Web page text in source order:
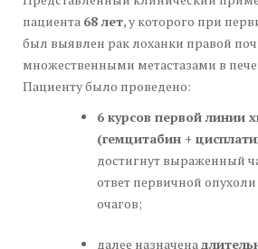
пациента 68 лет, у которого при
был выявлен рак лоханки правой
множественными метастазами в
Пациенту было проведено:
6 курсов первой линии
(гемцитабин +
достигнут выраженный
ответ первичной
очагов;
далее назначена